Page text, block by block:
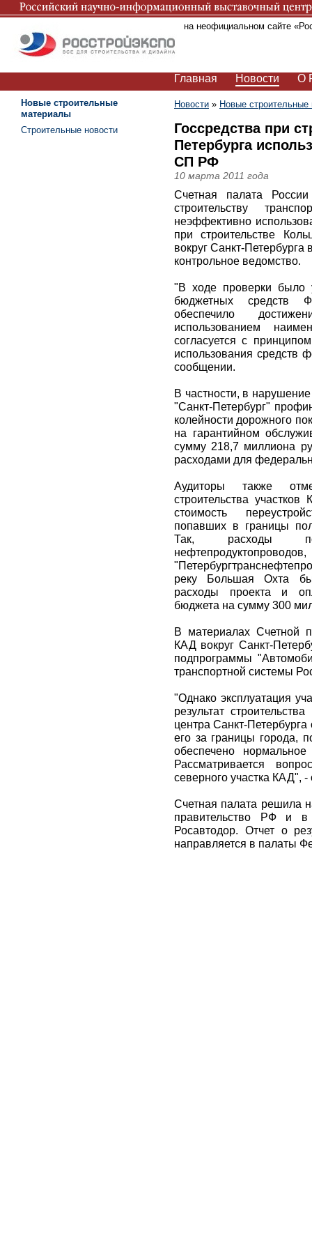
Вы находитесь на неофициальном сайте
Главная Новости О
Новости » Новые
Госсредства при
Петербурга
СП РФ
10 марта 2011 года
Счетная палата
строительству
неэффективно
при строительстве
вокруг Санкт-Петербурга
контрольное ведомство.
"В ходе проверки было
бюджетных средств
обеспечило
использованием
согласуется с
использования средств
сообщении.
В частности, в
"Санкт-Петербург"
колейности дорожного
на гарантийном
сумму 218,7 миллиона
расходами для
Аудиторы также
строительства
стоимость
попавших в границы
Так, расходы по
реку Большая Охта
расходы проекта и
бюджета на сумму 300
В материалах Счетной
КАД вокруг Санкт-
подпрограммы
транспортной системы
"Однако эксплуатация
результат
центра Санкт-
его за границы города,
обеспечено
Рассматривается
северного участка КАД",
Счетная палата решила
правительство РФ и
Росавтодор. Отчет о
направляется в палаты
Новые строительные
материалы
Строительные новости